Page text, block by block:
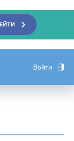
Войти